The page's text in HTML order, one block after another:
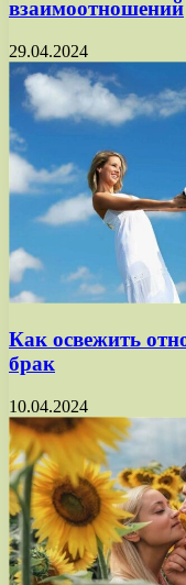
взаимоотношений
29.04.2024
Как освежить
брак
10.04.2024